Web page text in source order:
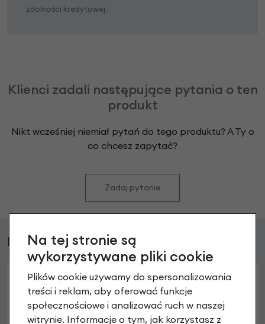
zdolności kredytowej.
Klienci zadali następujące pytania o ten
produkt
Nikt wcześniej niemiał pytań do tego produktu? A Ty o
co chcesz zapytać?
Zadaj pytanie
Podobne produkty
Wspornik kierownicy Dahon 300 mm
Na tej stronie są
wykorzystywane pliki cookie
Plików cookie używamy do spersonalizowania
treści i reklam, aby oferować funkcje
społecznościowe i analizować ruch w naszej
witrynie. Informacje o tym, jak korzystasz z